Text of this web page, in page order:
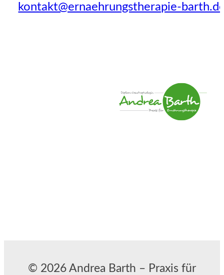
kontakt@ernaehrungstherapie-
© 2026 Andrea Barth – Praxis für